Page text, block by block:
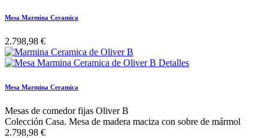
Mesa Marmina Ceramica
2.798,98 €
Mesa Marmina Ceramica
Mesas de comedor fijas Oliver B
Colección Casa. Mesa de madera maciza con sobre de mármol
2.798,98 €